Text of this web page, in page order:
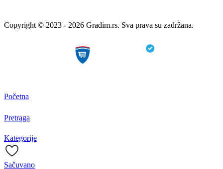
Copyright © 2023 - 2026 Gradim.rs. Sva prava su zadržana.
Početna
Pretraga
Kategorije
Sačuvano